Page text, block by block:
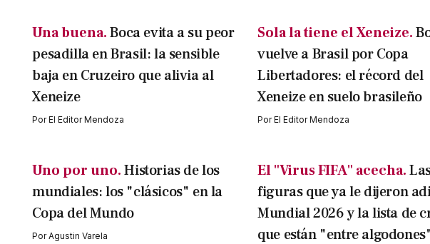
Una buena. Boca evita a su peor
pesadilla en Brasil: la sensible
baja en Cruzeiro que alivia al
Xeneize
PorEl Editor Mendoza
Sola la tiene el Xeneize.
vuelve a Brasil por Copa
Libertadores: el récord del
Xeneize en suelo brasileño
PorEl Editor Mendoza
Uno por uno. Historias de los
mundiales: los "clásicos" en la
Copa del Mundo
PorAgustin Varela
El "Virus FIFA" acecha.
figuras que ya le dijeron
Mundial 2026 y la lista de
que están "entre